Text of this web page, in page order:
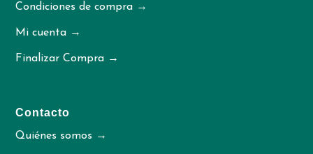
Condiciones de compra →
Mi cuenta →
Finalizar Compra →
Contacto
Quiénes somos →